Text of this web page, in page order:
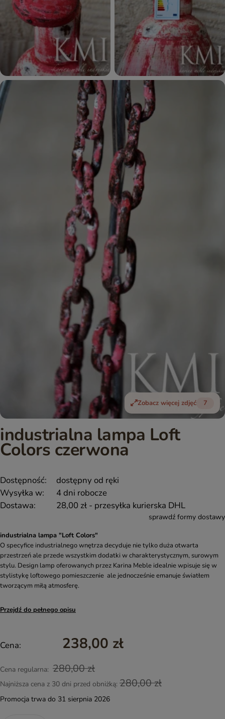
Zobacz więcej zdjęć 7
industrialna lampa Loft
Colors czerwona
Dostępność:
dostępny od ręki
Wysyłka w:
4 dni robocze
Dostawa:
28,00 zł - przesyłka kurierska DHL
sprawdź formy dostawy
industrialna lampa "Loft Colors"
O specyfice industrialnego wnętrza decyduje nie tylko duża otwarta
przestrzeń ale przede wszystkim dodatki w charakterystycznym, surowym
stylu. Design lamp oferowanych przez Karina Meble idealnie wpisuje się w
stylistykę loftowego pomieszczenie ale jednocześnie emanuje światłem
tworzącym miłą atmosferę.
Przejdź do pełnego opisu
Cena: 238,00 zł
Cena regularna: 280,00 zł
Najniższa cena z 30 dni przed obniżką: 280,00 zł
Promocja trwa do 31 sierpnia 2026